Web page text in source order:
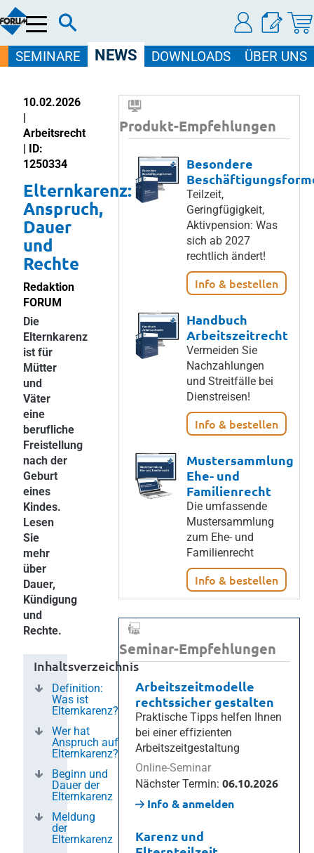
Menü
SEMINARE NEWS DOWNLOADS ÜBER UNS
10.02.2026
|
Arbeitsrecht
| ID:
1250334
Elternkarenz:
Anspruch,
Dauer
und
Rechte
Redaktion
FORUM
Die
Elternkarenz
ist für
Mütter
und
Väter
eine
berufliche
Freistellung
nach der
Geburt
eines
Kindes.
Lesen
Sie
mehr
über
Dauer,
Kündigung
und
Rechte.
Inhaltsverzeichnis
Definition:
Was ist
Elternkarenz?
Wer hat
Anspruch auf
Elternkarenz?
Beginn und
Dauer der
Elternkarenz
Meldung
der
Elternkarenz
Produkt-Empfehlungen
Besondere
Teilzeit,
Geringfügigkeit,
Aktivpension: Was
sich ab 2027
rechtlich ändert!
Info & bestellen
Handbuch
Arbeitszeitrecht
Vermeiden Sie
Nachzahlungen
und Streitfälle bei
Dienstreisen!
Info & bestellen
Mustersammlung
Ehe- und
Familienrecht
Die umfassende
Mustersammlung
zum Ehe- und
Familienrecht
Info & bestellen
Seminar-Empfehlungen
Arbeitszeitmodelle
rechtssicher gestalten
Praktische Tipps helfen Ihnen
bei einer effizienten
Arbeitszeitgestaltung
Online-Seminar
Nächster Termin: 06.10.2026
Info & anmelden
Karenz und